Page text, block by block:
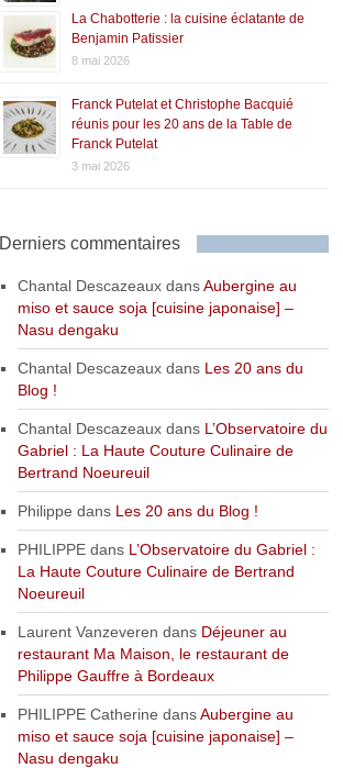
La Chabotterie : la cuisine éclatante de
Benjamin Patissier
8 mai 2026
Franck Putelat et Christophe Bacquié
réunis pour les 20 ans de la Table de
Franck Putelat
3 mai 2026
Derniers commentaires
Chantal DescazeauxdansAubergine au
miso et sauce soja [cuisine japonaise] –
Nasu dengaku
Chantal Descazeauxdans Les 20 ans du
Blog !
Chantal Descazeauxdans L’Observatoire du
Gabriel : La Haute Couture Culinaire de
Bertrand Noeureuil
Philippe dans Les 20 ans du Blog !
PHILIPPEdans L’Observatoire du Gabriel :
La Haute Couture Culinaire de Bertrand
Noeureuil
Laurent Vanzeveren dans Déjeuner au
restaurant Ma Maison, le restaurant de
Philippe Gauffre à Bordeaux
PHILIPPE Catherine dansAubergine au
miso et sauce soja [cuisine japonaise] –
Nasu dengaku